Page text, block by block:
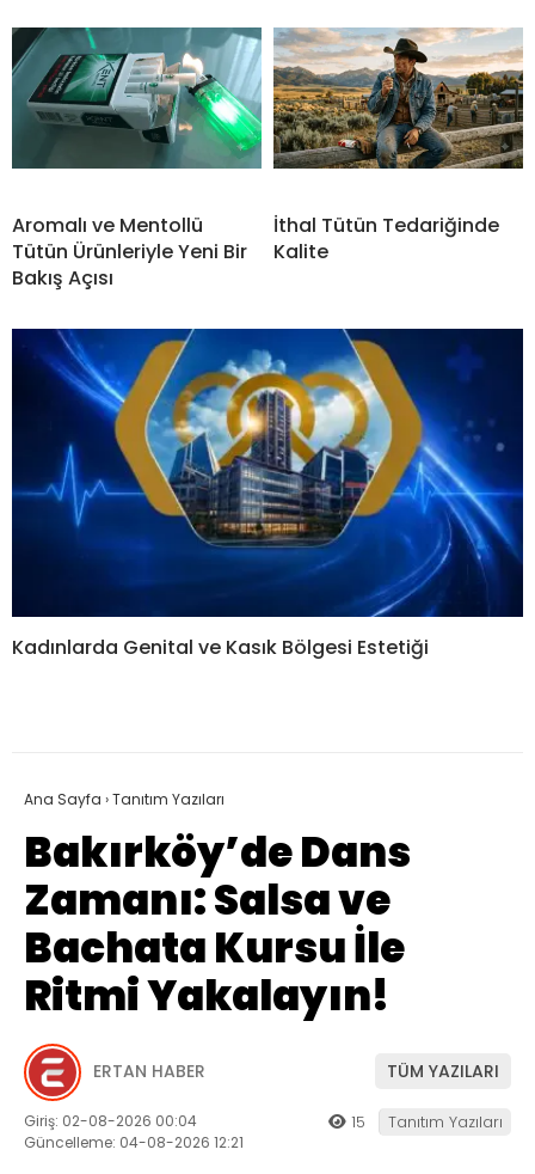
Aromalı ve Mentollü
Tütün Ürünleriyle Yeni Bir
Bakış Açısı
İthal Tütün Tedariğinde
Kalite
Kadınlarda Genital ve Kasık Bölgesi Estetiği
Ana Sayfa ›Tanıtım Yazıları
Bakırköy’de Dans
Zamanı: Salsa ve
Bachata Kursu İle
Ritmi Yakalayın!
ERTAN HABER TÜM YAZILARI
Giriş: 02-08-2026 00:04
Güncelleme: 04-08-2026 12:21
15 Tanıtım Yazıları